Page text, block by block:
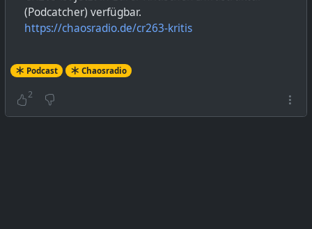
(Podcatcher) verfügbar.
https://chaosradio.de/cr263-kritis
Podcast Chaosradio
2